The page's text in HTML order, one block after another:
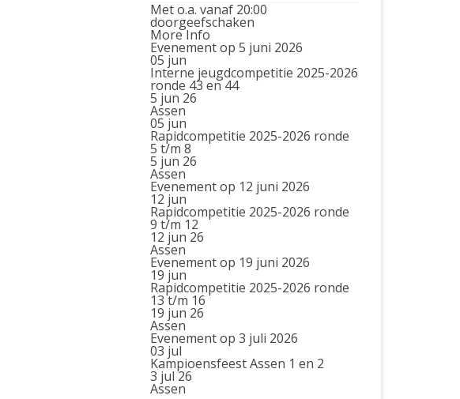
Met o.a. vanaf 20:00
doorgeefschaken
More Info
Evenement op 5 juni 2026
05 jun
Interne jeugdcompetitie 2025-2026
ronde 43 en 44
5 jun 26
Assen
05 jun
Rapidcompetitie 2025-2026 ronde
5 t/m 8
5 jun 26
Assen
Evenement op 12 juni 2026
12 jun
Rapidcompetitie 2025-2026 ronde
9 t/m 12
12 jun 26
Assen
Evenement op 19 juni 2026
19 jun
Rapidcompetitie 2025-2026 ronde
13 t/m 16
19 jun 26
Assen
Evenement op 3 juli 2026
03 jul
Kampioensfeest Assen 1 en 2
3 jul 26
Assen